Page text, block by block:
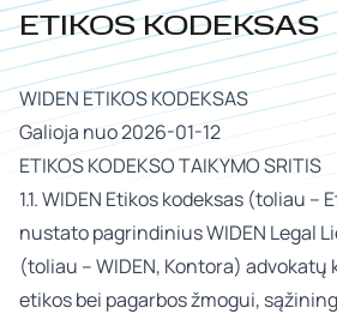
ETIKOS KODEKSAS
WIDEN ETIKOS KODEKSAS
Galioja nuo 2026-01-12
ETIKOS KODEKSO TAIKYMO SRITIS
1.1. WIDEN Etikos kodeksas (toliau –
nustato pagrindinius WIDEN Legal
(toliau – WIDEN, Kontora)
etikos bei pagarbos žmogui,